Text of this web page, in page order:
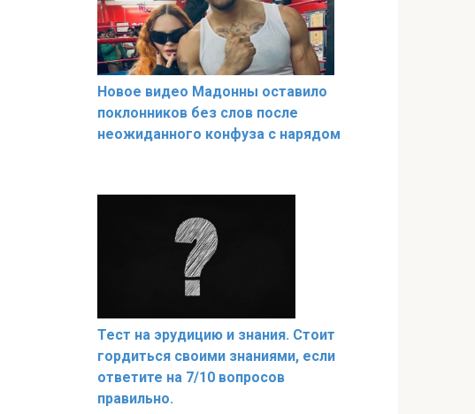
Новое видео Мадонны оставило
поклонников без слов после
неожиданного конфуза с нарядом
Тест на эрудицию и знания. Стоит
гордиться своими знаниями, если
ответите на 7/10 вопросов
правильно.